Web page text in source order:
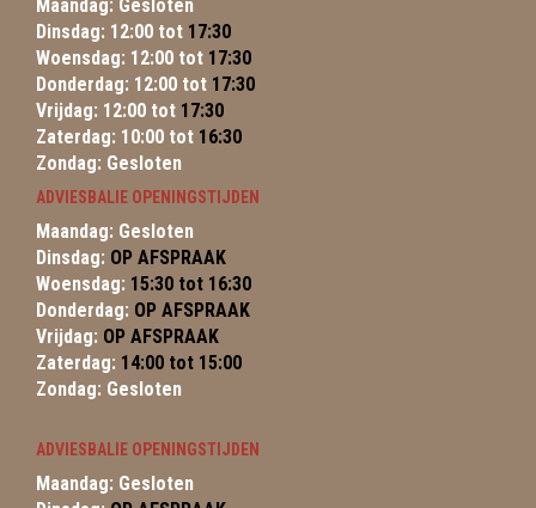
Maandag: Gesloten
Dinsdag: 12:00 tot 17:30
Woensdag: 12:00 tot 17:30
Donderdag: 12:00 tot 17:30
Vrijdag: 12:00 tot 17:30
Zaterdag: 10:00 tot 16:30
Zondag: Gesloten
ADVIESBALIE OPENINGSTIJDEN
Maandag: Gesloten
Dinsdag: OP AFSPRAAK
Woensdag: 15:30 tot 16:30
Donderdag: OP AFSPRAAK
Vrijdag: OP AFSPRAAK
Zaterdag: 14:00 tot 15:00
Zondag: Gesloten
ADVIESBALIE OPENINGSTIJDEN
Maandag: Gesloten